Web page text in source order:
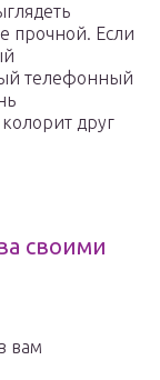
прочной. Если
телефонный
друг
своими
вам